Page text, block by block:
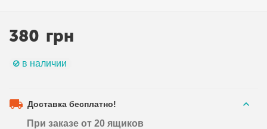
380 грн
в наличии
Доставка бесплатно!
При заказе от 20 ящиков